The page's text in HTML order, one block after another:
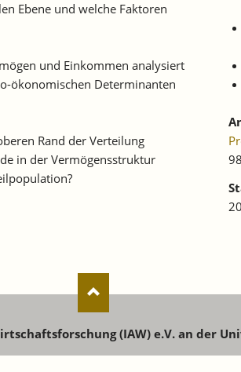
Ebene und welche Faktoren
und Einkommen analysiert
ökonomischen Determinanten
Rand der Verteilung
in der Vermögensstruktur
(IAW) e.V. an der